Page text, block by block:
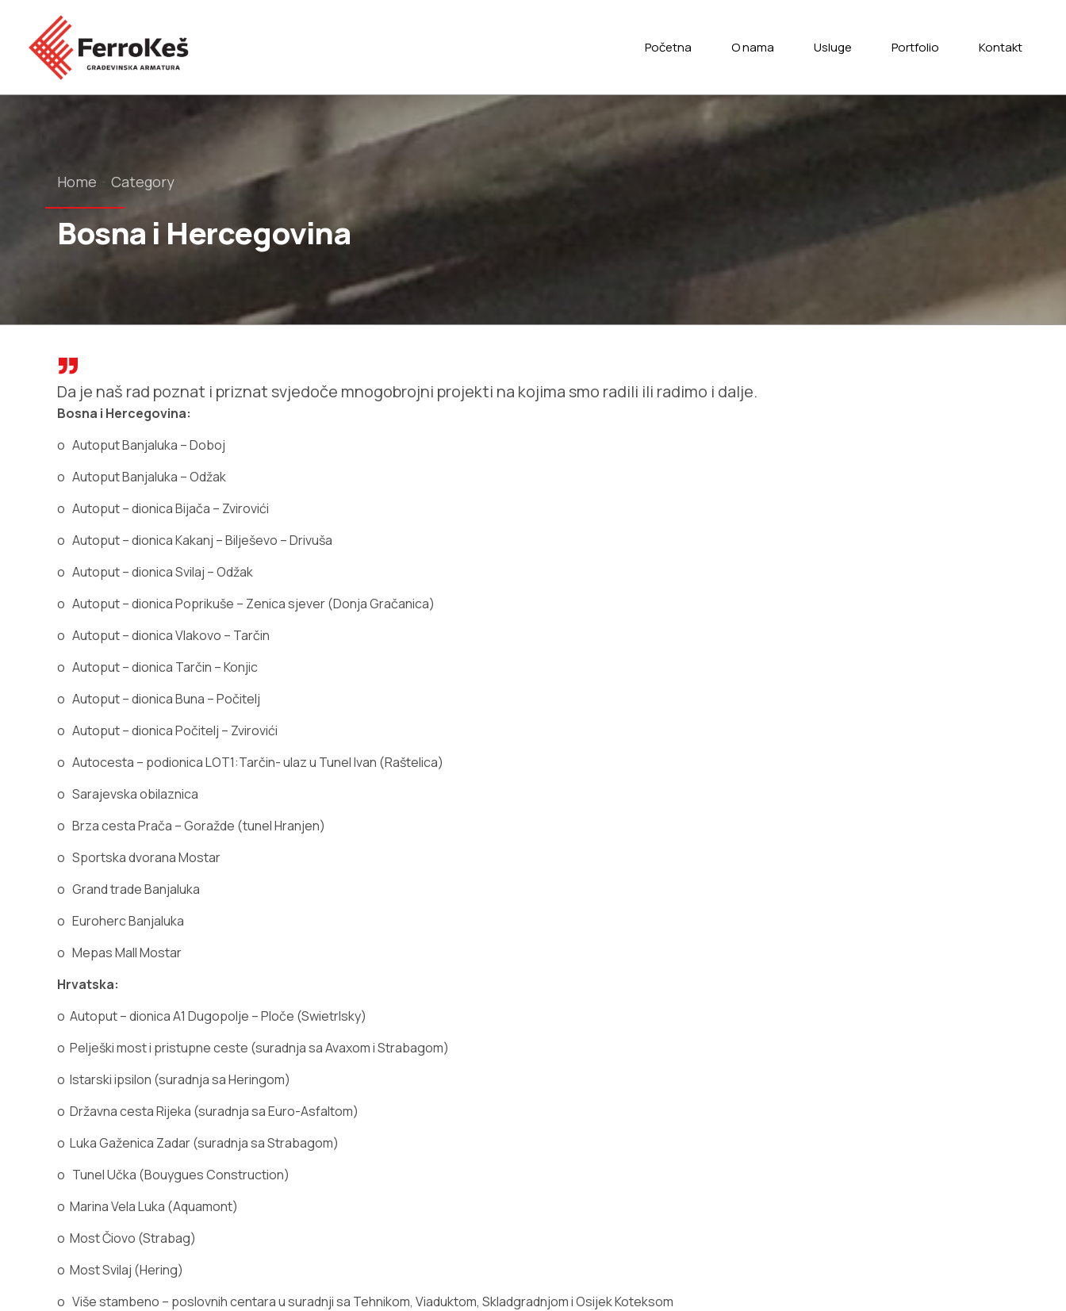
Početna O nama Usluge Portfolio Kontakt
Home Category
Bosna i Hercegovina
Da je naš rad poznat i priznat svjedoče mnogobrojni projekti na kojima smo radili ili radimo i dalje.
Bosna i Hercegovina:
o Autoput Banjaluka – Doboj
o Autoput Banjaluka – Odžak
o Autoput – dionica Bijača – Zvirovići
o Autoput – dionica Kakanj – Bilješevo – Drivuša
o Autoput – dionica Svilaj – Odžak
o Autoput – dionica Poprikuše – Zenica sjever (Donja Gračanica)
o Autoput–dionicaVlakovo – Tarčin
o Autoput – dionica Tarčin – Konjic
o Autoput – dionica Buna – Počitelj
o Autoput – dionica Počitelj – Zvirovići
o Autocesta – podionica LOT1:Tarčin- ulaz u Tunel Ivan (Raštelica)
o Sarajevska obilaznica
o Brza cesta Prača – Goražde (tunel Hranjen)
o Sportska dvorana Mostar
o Grand trade Banjaluka
o Euroherc Banjaluka
o Mepas Mall Mostar
Hrvatska:
o Autoput– dionica A1 Dugopolje – Ploče (Swietrlsky)
o Pelješki most i pristupne ceste (suradnja sa Avaxom i Strabagom)
o Istarski ipsilon (suradnja sa Heringom)
o Državna cesta Rijeka (suradnja sa Euro-Asfaltom)
o Luka Gaženica Zadar (suradnja sa Strabagom)
o Tunel Učka (Bouygues Construction)
o Marina Vela Luka (Aquamont)
o MostČiovo (Strabag)
o Most Svilaj (Hering)
o Više stambeno – poslovnih centara u suradnji sa Tehnikom, Viaduktom, Skladgradnjom i Osijek Koteksom